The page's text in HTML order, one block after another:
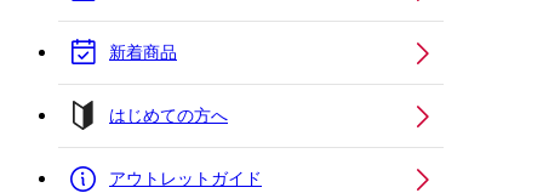
新着商品
はじめての方へ
アウトレットガイド